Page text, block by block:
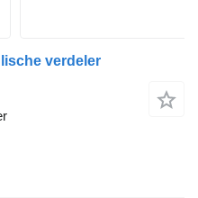
verdeler